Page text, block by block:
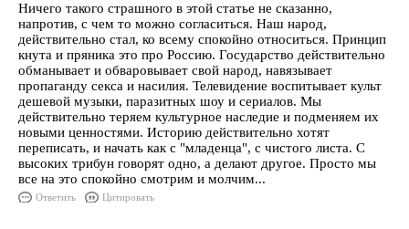
Ничего такого страшного в этой статье не сказанно,
напротив, с чем то можно согласиться. Наш народ,
действительно стал, ко всему спокойно относиться. Принцип
кнута и пряника это про Россию. Государство действительно
обманывает и обваровывает свой народ, навязывает
пропаганду секса и насилия. Телевидение воспитывает культ
дешевой музыки, паразитных шоу и сериалов. Мы
действительно теряем культурное наследие и подменяем их
новыми ценностями. Историю действительно хотят
переписать, и начать как с "младенца", с чистого листа. С
высоких трибун говорят одно, а делают другое. Просто мы
все на это спокойно смотрим и молчим...
Ответить Цитировать